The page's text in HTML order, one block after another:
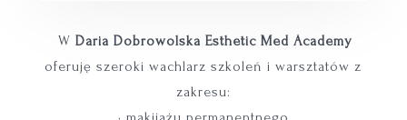
WDaria Dobrowolska Esthetic Med Academy
oferuję szeroki wachlarz szkoleń i warsztatów z
zakresu: